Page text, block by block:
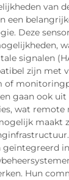
van
een
Deze
signalen
zijn met
of
gaan ook uit
wat remote
maakt
Hun